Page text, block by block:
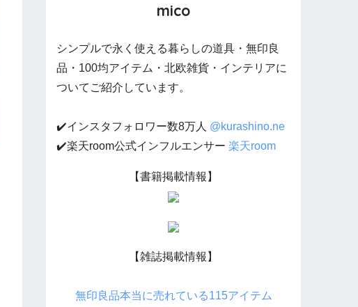
mico
シンプルで永く使える暮らしの道具・無印良
品・100均アイテム・北欧雑貨・インテリアに
ついてご紹介しています。
✔️インスタフォロワー数8万人 @kurashino.ne
✔️楽天room公式インフルエンサー楽天room
【書籍掲載情報】
【雑誌掲載情報】
無印良品本当に売れている115アイテム